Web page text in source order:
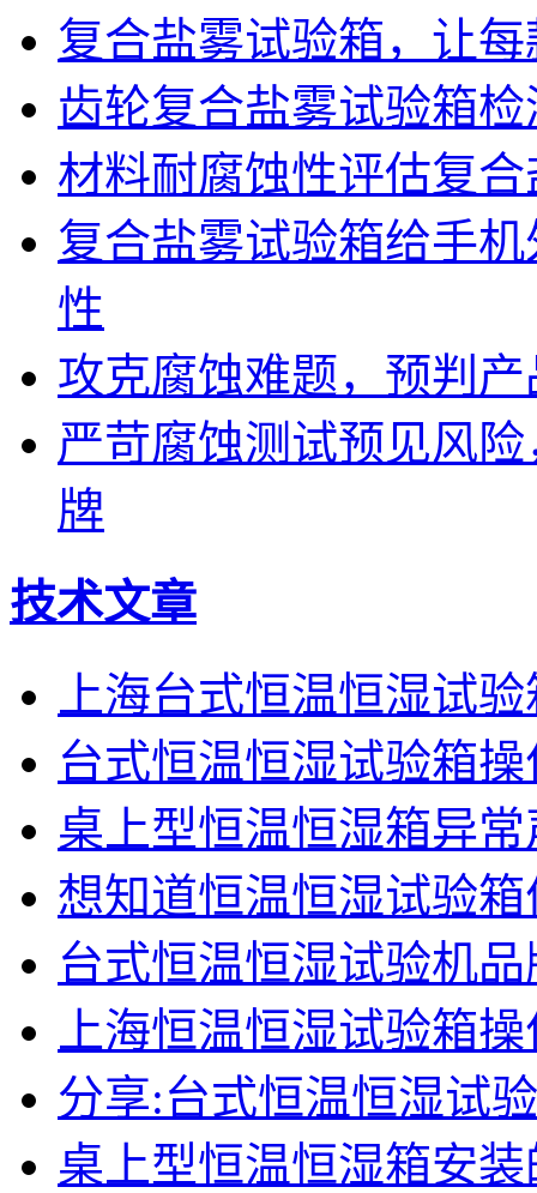
复合盐雾试验箱，让
齿轮复合盐雾试验箱
材料耐腐蚀性评估复
复合盐雾试验箱给手
性
攻克腐蚀难题，预判
严苛腐蚀测试预见风
牌
技术文章
上海台式恒温恒湿试
台式恒温恒湿试验箱
桌上型恒温恒湿箱异
想知道恒温恒湿试验
台式恒温恒湿试验机
上海恒温恒湿试验箱
分享:台式恒温恒湿试
桌上型恒温恒湿箱安